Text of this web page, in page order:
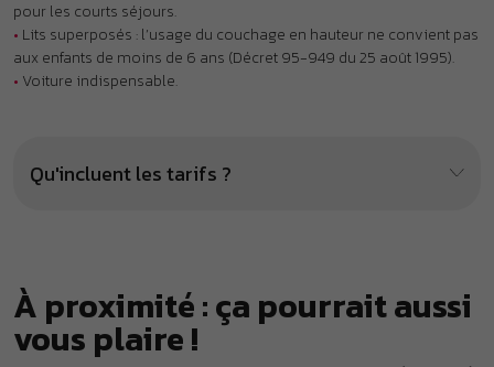
À proximité : ça pourrait aussi
vous plaire !
.